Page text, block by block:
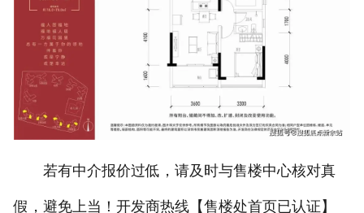
若有中介报价过低，请及时与售楼中心核对真
假，避免上当！开发商热线【售楼处首页已认证】